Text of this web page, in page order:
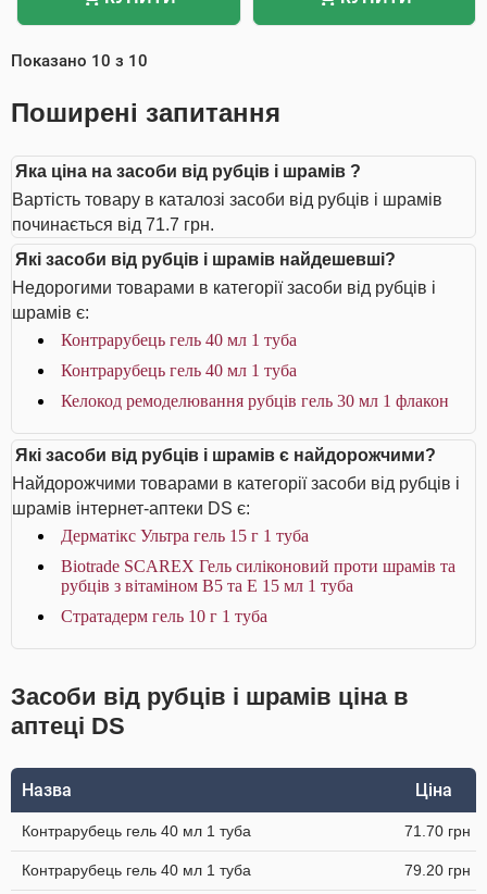
Показано 10 з 10
Поширені запитання
Яка ціна на засоби від рубців і шрамів ?
Вартість товару в каталозі засоби від рубців і шрамів
починається від 71.7 грн.
Які засоби від рубців і шрамів найдешевші?
Недорогими товарами в категорії засоби від рубців і
шрамів є:
Контрарубець гель 40 мл 1 туба
Контрарубець гель 40 мл 1 туба
Келокод ремоделювання рубців гель 30 мл 1 флакон
Які засоби від рубців і шрамів є найдорожчими?
Найдорожчими товарами в категорії засоби від рубців і
шрамів інтернет-аптеки DS є:
Дерматікс Ультра гель 15 г 1 туба
Biotrade SCAREX Гель силіконовий проти шрамів та
рубців з вітаміном В5 та Е 15 мл 1 туба
Стратадерм гель 10 г 1 туба
Засоби від рубців і шрамів ціна в
аптеці DS
Назва Ціна
Контрарубець гель 40 мл 1 туба 71.70 грн
Контрарубець гель 40 мл 1 туба 79.20 грн